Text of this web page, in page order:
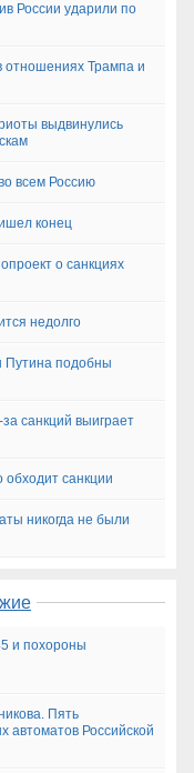
России ударили по
отношениях Трампа и
выдвинулись
всем Россию
конец
о санкциях
недолго
Путина подобны
санкций выиграет
обходит санкции
никогда не были
и похороны
Пять
автоматов Российской